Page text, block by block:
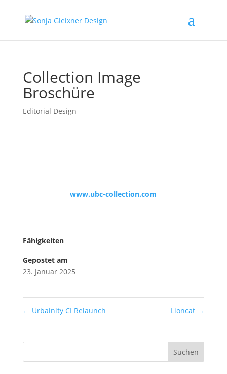
Collection Image
Broschüre
Editorial Design
www.ubc-collection.com
Fähigkeiten
Gepostet am
23. Januar 2025
← Urbainity CI Relaunch Lioncat →
Suchen